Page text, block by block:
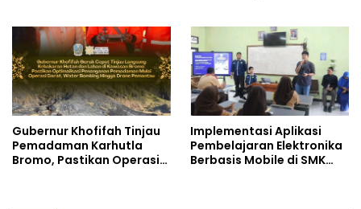
Berkebutuhan Khusus
Gubernur Khofifah Tinjau
Pemadaman Karhutla
Bromo, Pastikan Operasi
Implementasi Aplikasi
Pembelajaran Elektronika
Berbasis Mobile di SMK